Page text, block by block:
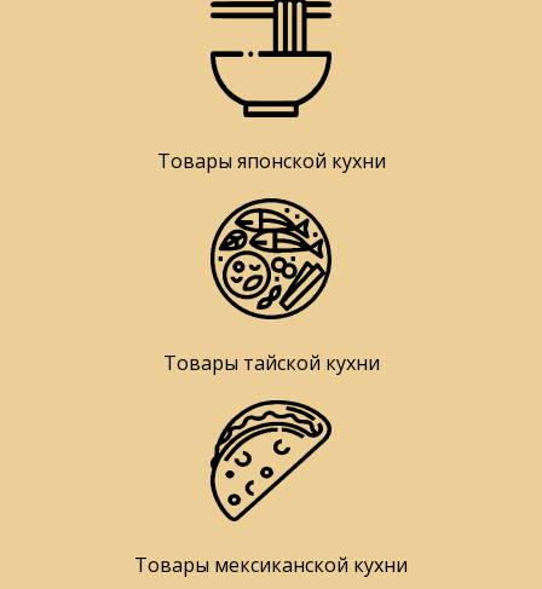
Товары японской кухни
Товары тайской кухни
Товары мексиканской кухни